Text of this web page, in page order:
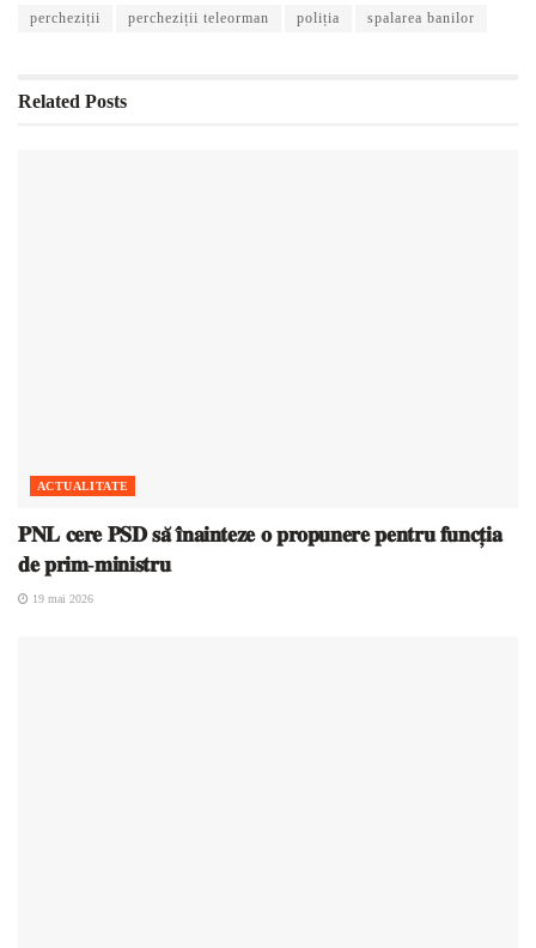
percheziții percheziții teleorman poliția spalarea banilor
Related Posts
ACTUALITATE
𝐏𝐍𝐋 𝐜𝐞𝐫𝐞 𝐏𝐒𝐃 𝐬𝐚̆ 𝐢̂𝐧𝐚𝐢𝐧𝐭𝐞𝐳𝐞 𝐨 𝐩𝐫𝐨𝐩𝐮𝐧𝐞𝐫𝐞 𝐩𝐞𝐧𝐭𝐫𝐮 𝐟𝐮𝐧𝐜𝐭̦𝐢𝐚
𝐝𝐞 𝐩𝐫𝐢𝐦-𝐦𝐢𝐧𝐢𝐬𝐭𝐫𝐮
19 mai 2026